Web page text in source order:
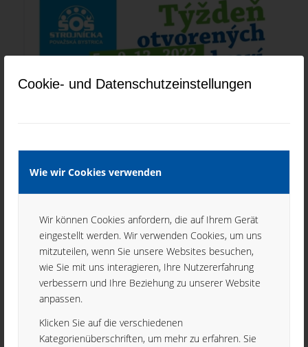
Cookie- und Datenschutzeinstellungen
Wie wir Cookies verwenden
Wir können Cookies anfordern, die auf Ihrem Gerät
eingestellt werden. Wir verwenden Cookies, um uns
mitzuteilen, wenn Sie unsere Websites besuchen,
wie Sie mit uns interagieren, Ihre Nutzererfahrung
verbessern und Ihre Beziehung zu unserer Website
anpassen.
Klicken Sie auf die verschiedenen
Kategorienüberschriften, um mehr zu erfahren. Sie